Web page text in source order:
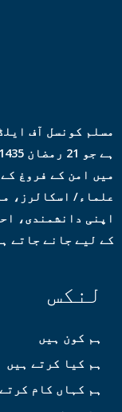
مسلم کونسل آف
میں امن کے فروغ
علماء/ اسکالرز،
اپنی دانشمندی،
کے لیے جانے جاتے
لنکس
ہم کون ہیں
ہم کیا کرتے ہیں
ہم کہاں کام